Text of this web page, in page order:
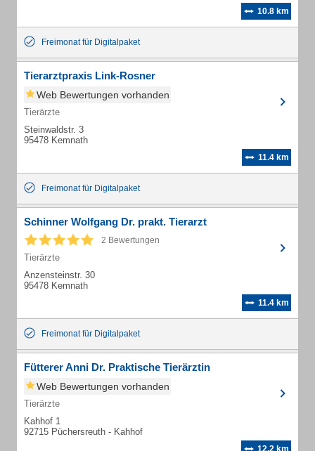
10.8 km
Freimonat für Digitalpaket
Tierarztpraxis Link-Rosner
Web Bewertungen vorhanden
Tierärzte
Steinwaldstr. 3
95478 Kemnath
11.4 km
Freimonat für Digitalpaket
Schinner Wolfgang Dr. prakt. Tierarzt
2 Bewertungen
Tierärzte
Anzensteinstr. 30
95478 Kemnath
11.4 km
Freimonat für Digitalpaket
Fütterer Anni Dr. Praktische Tierärztin
Web Bewertungen vorhanden
Tierärzte
Kahhof 1
92715 Püchersreuth - Kahhof
12.2 km